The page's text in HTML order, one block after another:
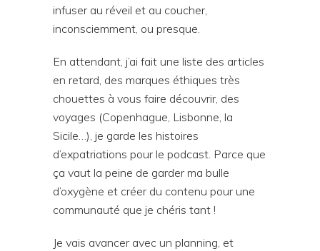
infuser au réveil et au coucher,
inconsciemment, ou presque.
En attendant, j’ai fait une liste des articles
en retard, des marques éthiques très
chouettes à vous faire découvrir, des
voyages (Copenhague, Lisbonne, la
Sicile…), je garde les histoires
d’expatriations pour le podcast. Parce que
ça vaut la peine de garder ma bulle
d’oxygène et créer du contenu pour une
communauté que je chéris tant !
Je vais avancer avec un planning, et